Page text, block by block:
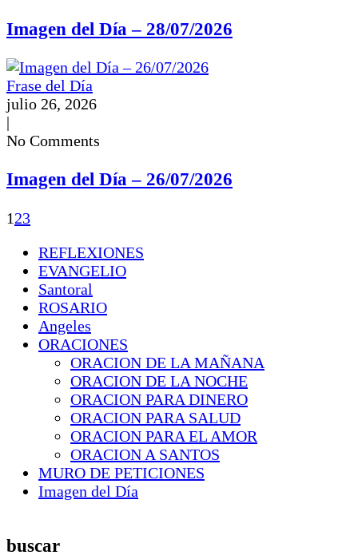
Imagen del Día – 28/07/2026
Frase del Día
julio 26, 2026
|
No Comments
Imagen del Día – 26/07/2026
123
REFLEXIONES
EVANGELIO
Santoral
ROSARIO
Angeles
ORACIONES
ORACION DE LA MAÑANA
ORACION DE LA NOCHE
ORACION PARA DINERO
ORACION PARA SALUD
ORACION PARA EL AMOR
ORACION A SANTOS
MURO DE PETICIONES
Imagen del Día
buscar